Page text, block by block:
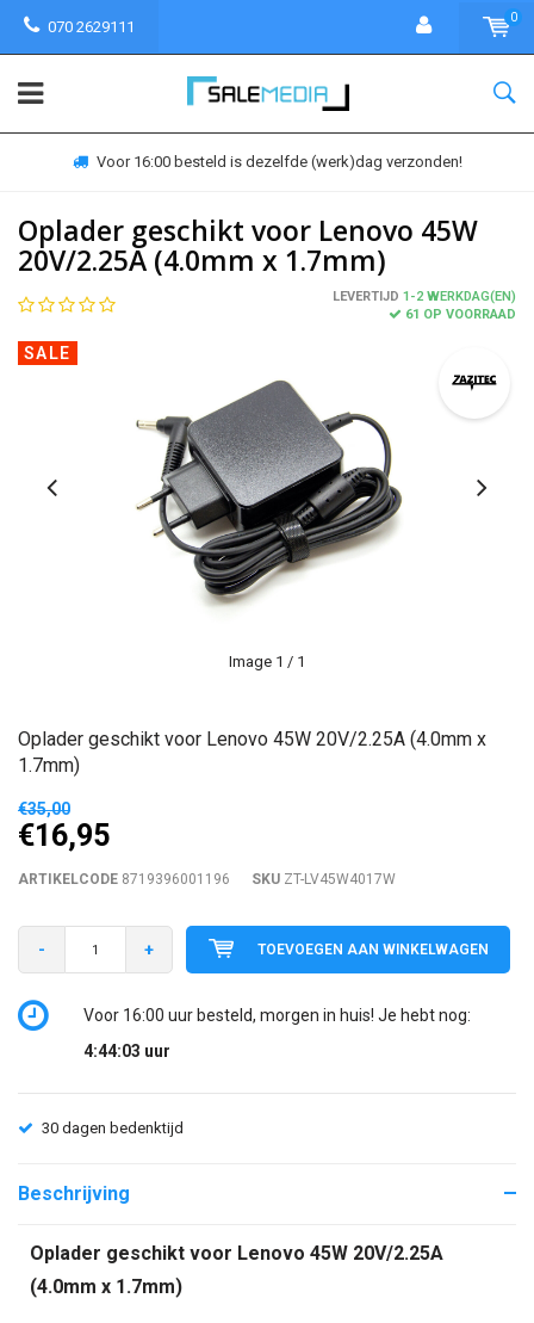
070 2629111
0
Voor 16:00 besteld is dezelfde (werk)dag verzonden!
Oplader geschikt voor Lenovo 45W
20V/2.25A (4.0mm x 1.7mm)
LEVERTIJD 1-2 WERKDAG(EN)
61 OP VOORRAAD
SALE
Image 1 / 1
Oplader geschikt voor Lenovo 45W 20V/2.25A (4.0mm x
1.7mm)
€35,00
€16,95
ARTIKELCODE 8719396001196 SKU ZT-LV45W4017W
- + TOEVOEGEN AAN WINKELWAGEN
Voor 16:00 uur besteld, morgen in huis! Je hebt nog:
4:44:03 uur
30 dagen bedenktijd
Beschrijving
Oplader geschikt voor Lenovo 45W 20V/2.25A
(4.0mm x 1.7mm)